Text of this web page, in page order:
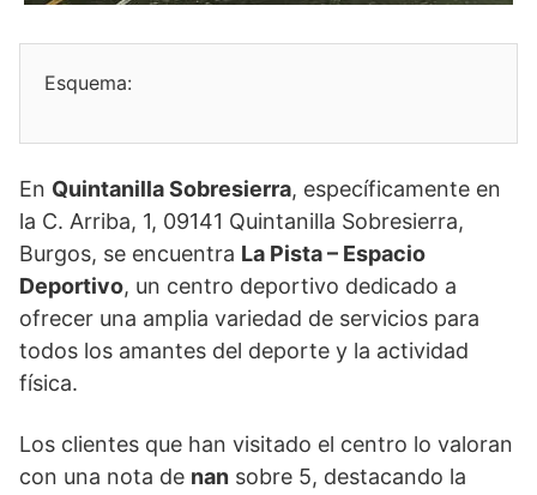
Esquema:
En Quintanilla Sobresierra, específicamente en
la C. Arriba, 1, 09141 Quintanilla Sobresierra,
Burgos, se encuentra La Pista – Espacio
Deportivo, un centro deportivo dedicado a
ofrecer una amplia variedad de servicios para
todos los amantes del deporte y la actividad
física.
Los clientes que han visitado el centro lo valoran
con una nota de nan sobre 5, destacando la